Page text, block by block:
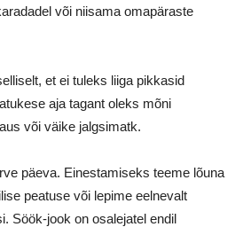
või niisama omapäraste
et ei tuleks liiga pikkasid
aja tagant oleks mõni
või väike jalgsimatk.
päeva. Einestamiseks teeme lõuna
peatuse või lepime eelnevalt
Söök-jook on osalejatel endil